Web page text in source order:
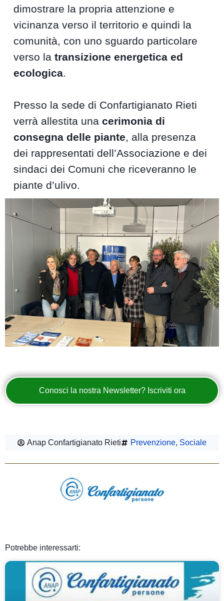
dimostrare la propria attenzione e
vicinanza verso il territorio e quindi la
comunità, con uno sguardo particolare
verso latransizione energetica ed
ecologica.
Presso la sede di Confartigianato Rieti
verrà allestita unacerimonia di
consegna delle piante, alla presenza
dei rappresentati dell’Associazione e dei
sindaci dei Comuni che riceveranno le
piante d’ulivo.
Conosci la nostra Newsletter? Iscriviti ora
Anap Confartigianato Rieti Prevenzione, Sociale
Potrebbe interessarti: